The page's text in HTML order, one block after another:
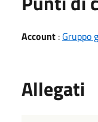
Account : Gruppo
Allegati